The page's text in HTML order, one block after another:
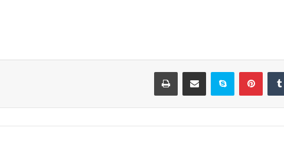
بينتيريستسكايب مشاركة عبر البريد طباعة